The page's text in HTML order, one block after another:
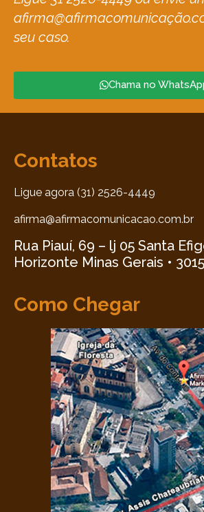
seu caso.
Chama no
Contatos
Ligue agora (31) 2526-4449
afirma@afirmacomunicacao.com.br
Rua Piauí, 69 – lj 05 Santa
Horizonte Minas Gerais •
Como Chegar